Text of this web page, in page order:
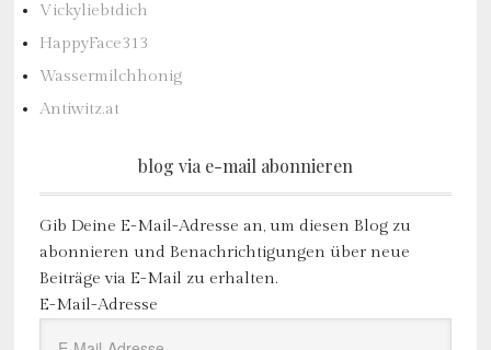
Vickyliebtdich
HappyFace313
Wassermilchhonig
Antiwitz.at
blog via e-mail abonnieren
Gib Deine E-Mail-Adresse an, um diesen Blog zu
abonnieren und Benachrichtigungen über neue
Beiträge via E-Mail zu erhalten.
E-Mail-Adresse